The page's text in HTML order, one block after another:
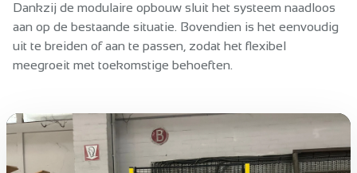
Dankzij de modulaire opbouw sluit het systeem naadloos
aan op de bestaande situatie. Bovendien is het eenvoudig
uit te breiden of aan te passen, zodat het flexibel
meegroeit met toekomstige behoeften.